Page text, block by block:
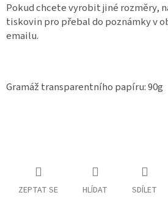
Pokud chcete vyrobit jiné rozměry,
tiskovin pro přebal do poznámky v
emailu.
Gramáž transparentního papíru: 90g
ZEPTAT SE HLÍDAT SDÍLET